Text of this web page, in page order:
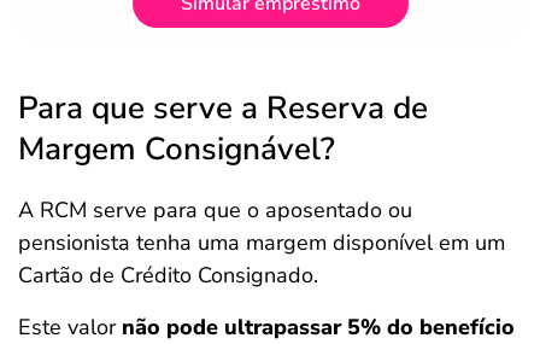
Para que serve a Reserva de
Margem Consignável?
A RCM serve para que o aposentado ou
pensionista tenha uma margem disponível em um
Cartão de Crédito Consignado.
Este valor não pode ultrapassar 5% do benefício